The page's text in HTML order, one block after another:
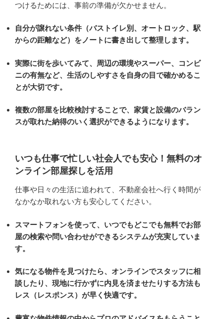
つけるためには、事前の準備が欠かせません。
自分が譲れない条件（バストイレ別、オートロック、駅
からの距離など）をノートに書き出して整理します。
実際に街を歩いてみて、周辺の環境やスーパー、コンビ
ニの有無など、生活のしやすさを自身の目で確かめるこ
とが大切です。
複数の部屋を比較検討することで、家賃と設備のバラン
スが取れた納得のいく選択ができるようになります。
いつも仕事で忙しい社会人でも安心！無料のオ
ンライン部屋探しを活用
仕事や日々の生活に追われて、不動産会社へ行く時間が
なかなか取れない方も安心してください。
スマートフォンを使って、いつでもどこでも無料でお部
屋の検索や問い合わせができるシステムが充実していま
す。
気になる物件を見つけたら、オンラインでスタッフに相
談したり、現地に行かずに内見を済ませたりする方法も
レス（レスポンス）が早く快適です。